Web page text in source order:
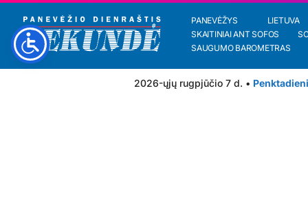
PANEVĖŽYS LIETUVA
SKAITINIAI ANT SOFOS
SAUGUMO BAROMETRAS
2026-ųjų rugpjūčio 7 d. •